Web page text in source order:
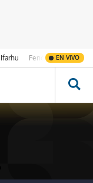
Ifarhu Fenómeno de El
EN VIVO